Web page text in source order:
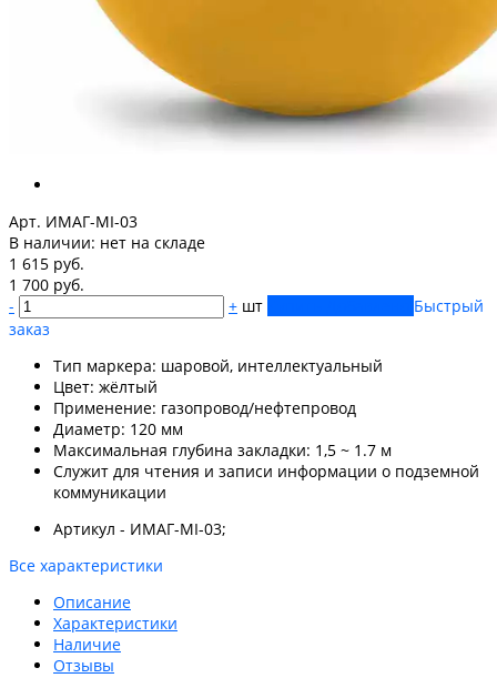
Арт. ИМАГ-MI-03
В наличии: нет на складе
1 615 руб.
1 700 руб.
-
+ шт
Быстрый
заказ
Тип маркера: шаровой, интеллектуальный
Цвет: жёлтый
Применение: газопровод/нефтепровод
Диаметр: 120 мм
Максимальная глубина закладки: 1,5 ~ 1.7 м
Служит для чтения и записи информации о подземной
коммуникации
Артикул - ИМАГ-MI-03;
Все характеристики
Описание
Характеристики
Наличие
Отзывы